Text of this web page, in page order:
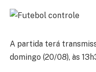
A partida terá
domingo (20/08), às